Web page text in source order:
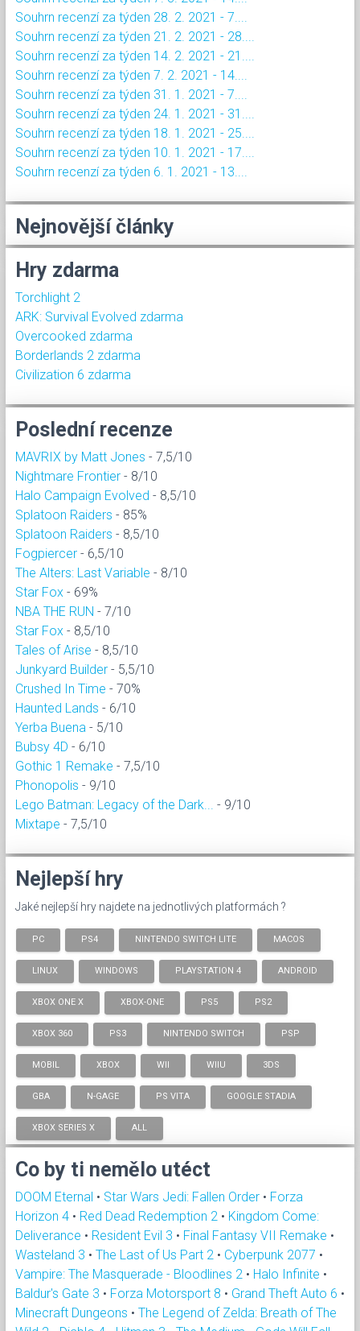
Souhrn recenzí za týden 28. 2. 2021 - 7....
Souhrn recenzí za týden 21. 2. 2021 - 28....
Souhrn recenzí za týden 14. 2. 2021 - 21....
Souhrn recenzí za týden 7. 2. 2021 - 14....
Souhrn recenzí za týden 31. 1. 2021 - 7....
Souhrn recenzí za týden 24. 1. 2021 - 31....
Souhrn recenzí za týden 18. 1. 2021 - 25....
Souhrn recenzí za týden 10. 1. 2021 - 17....
Souhrn recenzí za týden 6. 1. 2021 - 13....
Nejnovější články
Hry zdarma
Torchlight 2
ARK: Survival Evolved zdarma
Overcooked zdarma
Borderlands 2 zdarma
Civilization 6 zdarma
Poslední recenze
MAVRIX by Matt Jones - 7,5/10
Nightmare Frontier - 8/10
Halo Campaign Evolved - 8,5/10
Splatoon Raiders - 85%
Splatoon Raiders - 8,5/10
Fogpiercer - 6,5/10
The Alters: Last Variable - 8/10
Star Fox - 69%
NBA THE RUN - 7/10
Star Fox - 8,5/10
Tales of Arise - 8,5/10
Junkyard Builder - 5,5/10
Crushed In Time - 70%
Haunted Lands - 6/10
Yerba Buena - 5/10
Bubsy 4D - 6/10
Gothic 1 Remake - 7,5/10
Phonopolis - 9/10
Lego Batman: Legacy of the Dark...
- 9/10
Mixtape - 7,5/10
Nejlepší hry
Jaké nejlepší hry najdete na jednotlivých platformách ?
PC PS4 NINTENDO SWITCH LITE MACOS
LINUX WINDOWS PLAYSTATION 4 ANDROID
XBOX ONE X XBOX-ONE PS5 PS2
XBOX 360 PS3 NINTENDO SWITCH PSP
MOBIL XBOX WII WIIU 3DS
GBA N-GAGE PS VITA GOOGLE STADIA
XBOX SERIES X ALL
Co by ti nemělo utéct
DOOM Eternal • Star Wars Jedi: Fallen Order • Forza
Horizon 4 • Red Dead Redemption 2 • Kingdom Come:
Deliverance • Resident Evil 3 • Final Fantasy VII Remake •
Wasteland 3 • The Last of Us Part 2 • Cyberpunk 2077 •
Vampire: The Masquerade - Bloodlines 2 • Halo Infinite •
Baldur's Gate 3 • Forza Motorsport 8 • Grand Theft Auto 6 •
Minecraft Dungeons • The Legend of Zelda: Breath of The